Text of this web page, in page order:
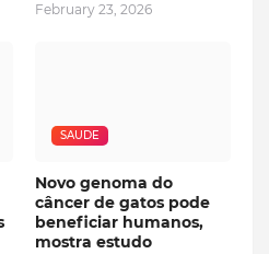
February 23, 2026
SAUDE
Novo genoma do
câncer de gatos pode
beneficiar humanos,
mostra estudo